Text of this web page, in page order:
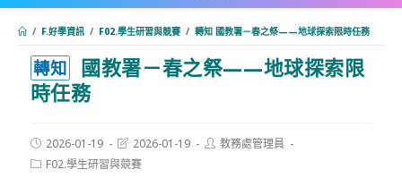
/ F.好學資訊 / F02.學生研習與競賽 / 轉知 國教署－春之祭——地球探索限時任務
轉知
國教署－春之祭——地球探索限
時任務
Post
published:
2026-01-19
Post
last
modified:
2026-01-19
Post教務處管理員
PostF02.學生研習與競賽